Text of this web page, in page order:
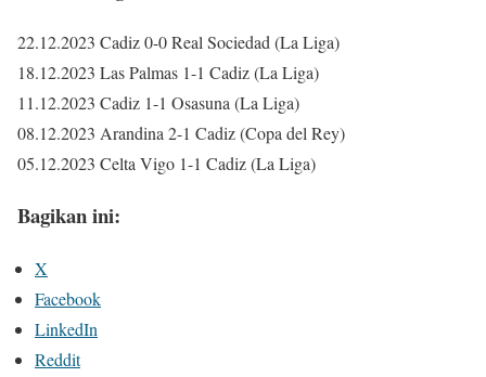
22.12.2023 Cadiz 0-0 Real Sociedad (La Liga)
18.12.2023 Las Palmas 1-1 Cadiz (La Liga)
11.12.2023 Cadiz 1-1 Osasuna (La Liga)
08.12.2023 Arandina 2-1 Cadiz (Copa del Rey)
05.12.2023 Celta Vigo 1-1 Cadiz (La Liga)
Bagikan ini:
X
Facebook
LinkedIn
Reddit